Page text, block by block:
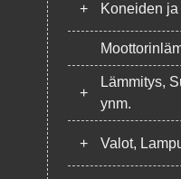
+ Koneiden
+
Lämmitys,
ynm.
+ Valot,